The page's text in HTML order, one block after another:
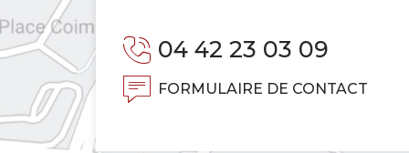
04 42 23 03 09
FORMULAIRE DE CONTACT